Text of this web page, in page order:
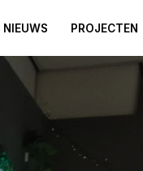
NIEUWS PROJECTEN